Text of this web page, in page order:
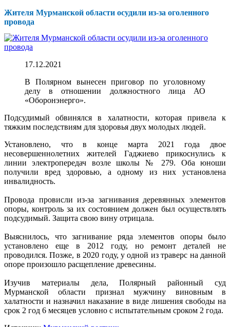
Жителя Мурманской области осудили из-за оголенного
провода
17.12.2021
В Полярном вынесен приговор по уголовному
делу в отношении должностного лица АО
«Оборонэнерго».
Подсудимый обвинялся в халатности, которая привела к
тяжким последствиям для здоровья двух молодых людей.
Установлено, что в конце марта 2021 года двое
несовершеннолетних жителей Гаджиево прикоснулись к
линии электропередач возле школы № 279. Оба юноши
получили вред здоровью, а одному из них установлена
инвалидность.
Провода провисли из-за загнивания деревянных элементов
опоры, контроль за их состоянием должен был осуществлять
подсудимый. Защита свою вину отрицала.
Выяснилось, что загнивание ряда элементов опоры было
установлено еще в 2012 году, но ремонт деталей не
проводился. Позже, в 2020 году, у одной из траверс на данной
опоре произошло расщепление древесины.
Изучив материалы дела, Полярный районный суд
Мурманской области признал мужчину виновным в
халатности и назначил наказание в виде лишения свободы на
срок 2 год 6 месяцев условно с испытательным сроком 2 года.